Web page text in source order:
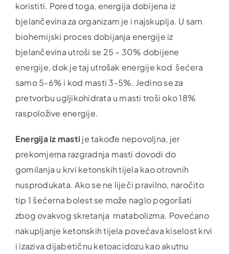
koristiti. Pored toga, energija dobijena iz
bjelančevina za organizam je i najskuplja. U sam
biohemijski proces dobijanja energije iz
bjelančevina utroši se 25 – 30% dobijene
energije, dok je taj utrošak energije kod šećera
samo 5-6% i kod masti 3-5%. Jedino se za
pretvorbu ugljikohidrata u masti troši oko 18%
raspoložive energije.
Energija iz masti je takođe nepovoljna, jer
prekomjerna razgradnja masti dovodi do
gomilanja u krvi ketonskih tijela kao otrovnih
nusprodukata. Ako se ne liječi pravilno, naročito
tip 1 šećerna bolest se može naglo pogoršati
zbog ovakvog skretanja matabolizma. Povećano
nakupljanje ketonskih tijela povećava kiselost krvi
i izaziva dijabetičnu ketoacidozu kao akutnu